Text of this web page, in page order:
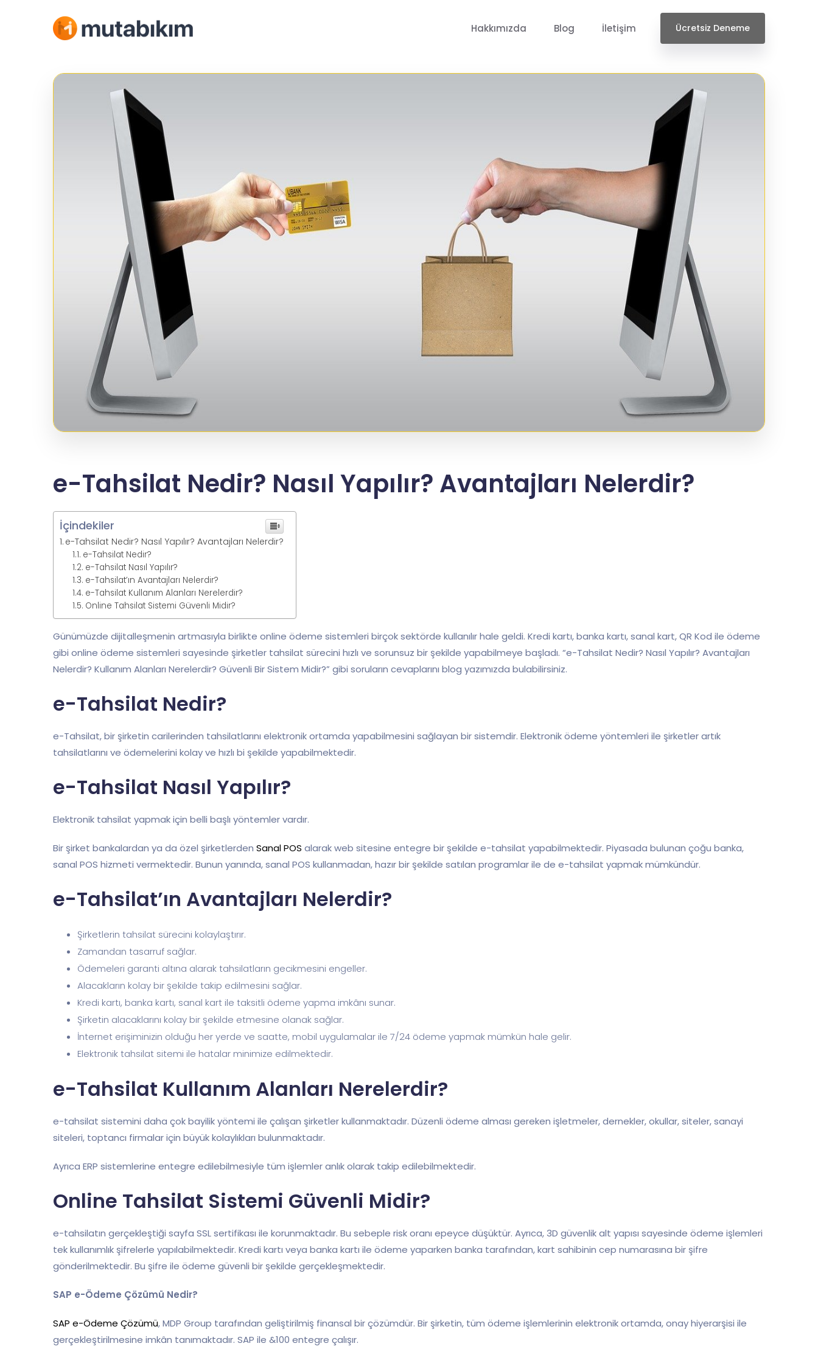
Hakkımızda Blog İletişim Ücretsiz Deneme
e-Tahsilat Nedir? Nasıl Yapılır? Avantajları Nelerdir?
İçindekiler
e-Tahsilat Nedir? Nasıl Yapılır? Avantajları Nelerdir?
e-Tahsilat Nedir?
e-Tahsilat Nasıl Yapılır?
e-Tahsilat’ın Avantajları Nelerdir?
e-Tahsilat Kullanım Alanları Nerelerdir?
Online Tahsilat Sistemi Güvenli Midir?
Günümüzde dijitalleşmenin artmasıyla birlikte online ödeme sistemleri birçok sektörde kullanılır hale geldi. Kredi kartı, banka kartı, sanal kart, QR Kod ile ödeme
gibi online ödeme sistemleri sayesinde şirketler tahsilat sürecini hızlı ve sorunsuz bir şekilde yapabilmeye başladı. “e-Tahsilat Nedir? Nasıl Yapılır? Avantajları
Nelerdir? Kullanım Alanları Nerelerdir? Güvenli Bir Sistem Midir?” gibi soruların cevaplarını blog yazımızda bulabilirsiniz.
e-Tahsilat Nedir?
e-Tahsilat, bir şirketin carilerinden tahsilatlarını elektronik ortamda yapabilmesini sağlayan bir sistemdir. Elektronik ödeme yöntemleri ile şirketler artık
tahsilatlarını ve ödemelerini kolay ve hızlı bi şekilde yapabilmektedir.
e-Tahsilat Nasıl Yapılır?
Elektronik tahsilat yapmak için belli başlı yöntemler vardır.
Bir şirket bankalardan ya da özel şirketlerden Sanal POS alarak web sitesine entegre bir şekilde e-tahsilat yapabilmektedir. Piyasada bulunan çoğu banka,
sanal POS hizmeti vermektedir. Bunun yanında, sanal POS kullanmadan, hazır bir şekilde satılan programlar ile de e-tahsilat yapmak mümkündür.
e-Tahsilat’ın Avantajları Nelerdir?
Şirketlerin tahsilat sürecini kolaylaştırır.
Zamandan tasarruf sağlar.
Ödemeleri garanti altına alarak tahsilatların gecikmesini engeller.
Alacakların kolay bir şekilde takip edilmesini sağlar.
Kredi kartı, banka kartı, sanal kart ile taksitli ödeme yapma imkânı sunar.
Şirketin alacaklarını kolay bir şekilde etmesine olanak sağlar.
İnternet erişiminizin olduğu her yerde ve saatte, mobil uygulamalar ile 7/24 ödeme yapmak mümkün hale gelir.
Elektronik tahsilat sitemi ile hatalar minimize edilmektedir.
e-Tahsilat Kullanım Alanları Nerelerdir?
e-tahsilat sistemini daha çok bayilik yöntemi ile çalışan şirketler kullanmaktadır. Düzenli ödeme alması gereken işletmeler, dernekler, okullar, siteler, sanayi
siteleri, toptancı firmalar için büyük kolaylıkları bulunmaktadır.
Ayrıca ERP sistemlerine entegre edilebilmesiyle tüm işlemler anlık olarak takip edilebilmektedir.
Online Tahsilat Sistemi Güvenli Midir?
e-tahsilatın gerçekleştiği sayfa SSL sertifikası ile korunmaktadır. Bu sebeple risk oranı epeyce düşüktür. Ayrıca, 3D güvenlik alt yapısı sayesinde ödeme işlemleri
tek kullanımlık şifrelerle yapılabilmektedir. Kredi kartı veya banka kartı ile ödeme yaparken banka tarafından, kart sahibinin cep numarasına bir şifre
gönderilmektedir. Bu şifre ile ödeme güvenli bir şekilde gerçekleşmektedir.
SAP e-Ödeme Çözümü Nedir?
SAP e-Ödeme Çözümü, MDP Group tarafından geliştirilmiş finansal bir çözümdür. Bir şirketin, tüm ödeme işlemlerinin elektronik ortamda, onay hiyerarşisi ile
gerçekleştirilmesine imkân tanımaktadır. SAP ile &100 entegre çalışır.